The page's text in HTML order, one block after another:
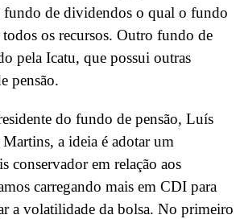
fundo de dividendos o qual o fundo
os recursos. Outro fundo de
pela Icatu, que possui outras
pensão.
do fundo de pensão, Luís
a ideia é adotar um
conservador em relação aos
carregando mais em CDI para
a volatilidade da bolsa. No primeiro